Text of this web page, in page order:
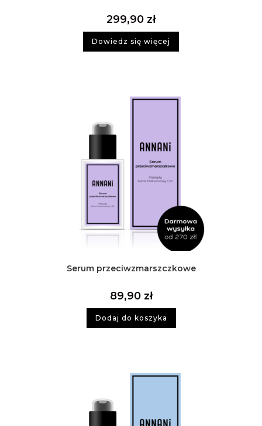
299,90 zł
Dowiedz się więcej
Serum przeciwzmarszczkowe
89,90 zł
Dodaj do koszyka